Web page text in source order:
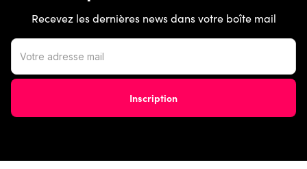
Recevez les dernières news dans votre boîte mail